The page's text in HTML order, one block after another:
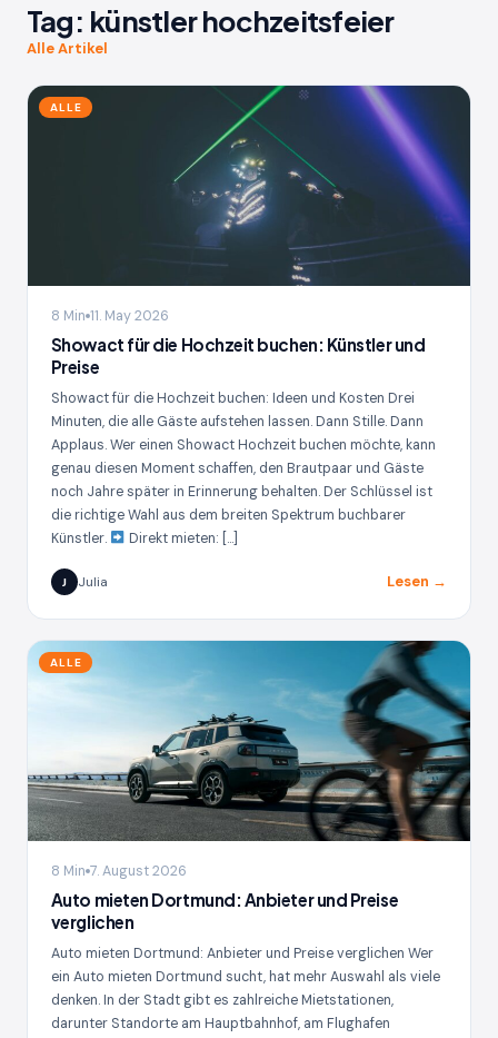
Tag: künstler hochzeitsfeier
Alle Artikel
ALLE
8 Min 11. May 2026
Showact für die Hochzeit buchen: Künstler und
Preise
Showact für die Hochzeit buchen: Ideen und Kosten Drei
Minuten, die alle Gäste aufstehen lassen. Dann Stille. Dann
Applaus. Wer einen Showact Hochzeit buchen möchte, kann
genau diesen Moment schaffen, den Brautpaar und Gäste
noch Jahre später in Erinnerung behalten. Der Schlüssel ist
die richtige Wahl aus dem breiten Spektrum buchbarer
Künstler.
Direkt mieten: […]
J Julia Lesen →
ALLE
8 Min 7. August 2026
Auto mieten Dortmund: Anbieter und Preise
verglichen
Auto mieten Dortmund: Anbieter und Preise verglichen Wer
ein Auto mieten Dortmund sucht, hat mehr Auswahl als viele
denken. In der Stadt gibt es zahlreiche Mietstationen,
darunter Standorte am Hauptbahnhof, am Flughafen